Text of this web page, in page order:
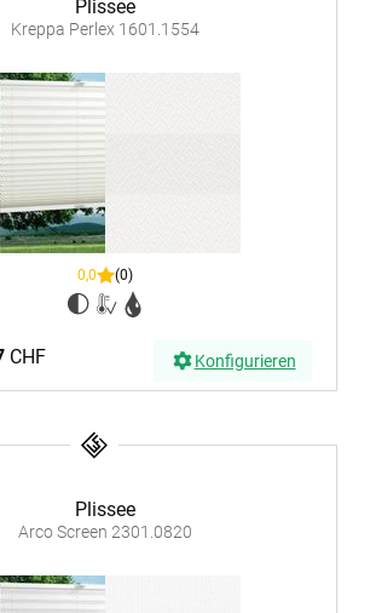
Plissee
Kreppa Perlex 1601.1554
0,0 (0)
CHF Konfigurieren
Plissee
Arco Screen 2301.0820